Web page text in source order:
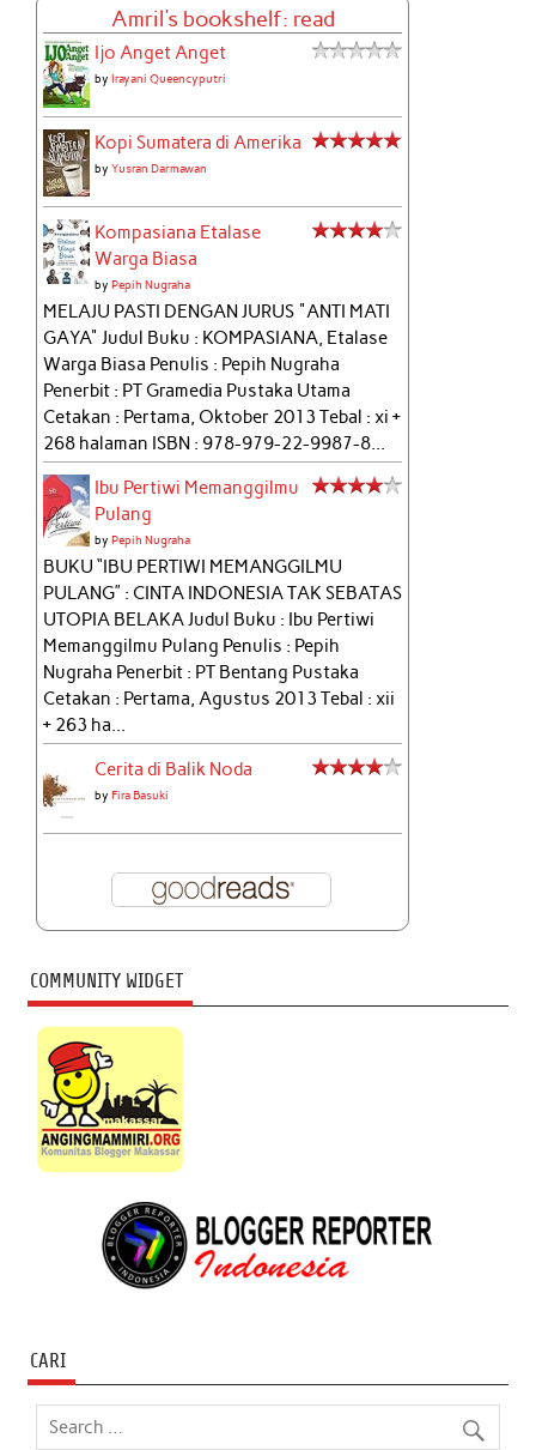
Amril's bookshelf: read
Ijo Anget Anget
byIrayani Queencyputri
Kopi Sumatera di Amerika
byYusran Darmawan
Kompasiana Etalase
Warga Biasa
byPepih Nugraha
MELAJU PASTI DENGAN JURUS "ANTI MATI
GAYA" Judul Buku : KOMPASIANA, Etalase
Warga Biasa Penulis : Pepih Nugraha
Penerbit : PT Gramedia Pustaka Utama
Cetakan : Pertama, Oktober 2013 Tebal : xi +
268 halaman ISBN : 978-979-22-9987-8...
Ibu Pertiwi Memanggilmu
Pulang
byPepih Nugraha
BUKU “IBU PERTIWI MEMANGGILMU
PULANG” : CINTA INDONESIA TAK SEBATAS
UTOPIA BELAKA Judul Buku : Ibu Pertiwi
Memanggilmu Pulang Penulis : Pepih
Nugraha Penerbit : PT Bentang Pustaka
Cetakan : Pertama, Agustus 2013 Tebal : xii
+ 263 ha...
Cerita di Balik Noda
byFira Basuki
COMMUNITY WIDGET
CARI